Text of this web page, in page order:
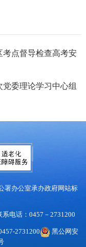
考点督导检查高考安
委理论学习中心组
署办公室承办政府网站标
系电话：0457－2731200
2731200
黑公网安